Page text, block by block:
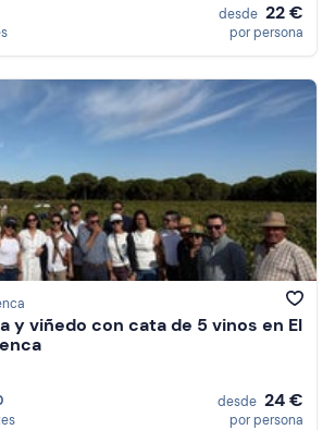
desde 22 €
por persona
y viñedo con cata de 5 vinos en El
desde 24 €
por persona